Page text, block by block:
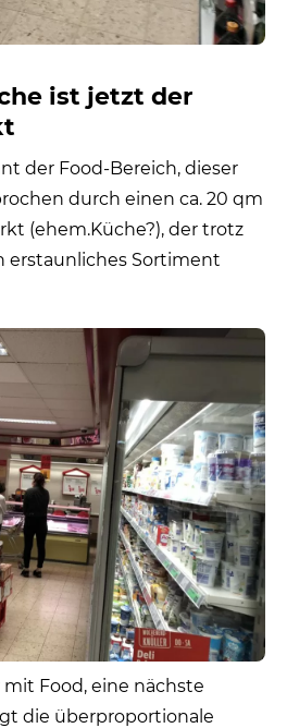
ist jetzt der
der Food-Bereich, dieser
durch einen ca. 20 qm
(ehem.Küche?), der trotz
erstaunliches Sortiment
Food, eine nächste
die überproportionale